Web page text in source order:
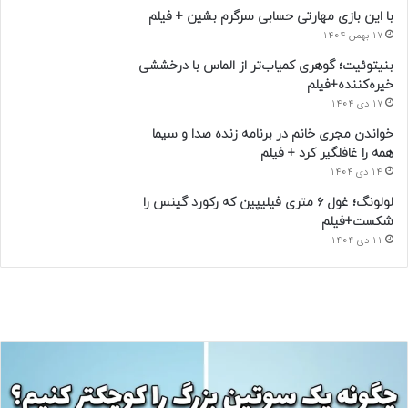
با این بازی مهارتی حسابی سرگرم بشین + فیلم
17 بهمن 1404
بنیتوئیت؛ گوهری کمیاب‌تر از الماس با درخششی
خیره‌کننده+فیلم
17 دی 1404
خواندن مجری خانم در برنامه زنده صدا و سیما
همه را غافلگیر کرد + فیلم
14 دی 1404
لولونگ؛ غول ۶ متری فیلیپین که رکورد گینس را
شکست+فیلم
11 دی 1404